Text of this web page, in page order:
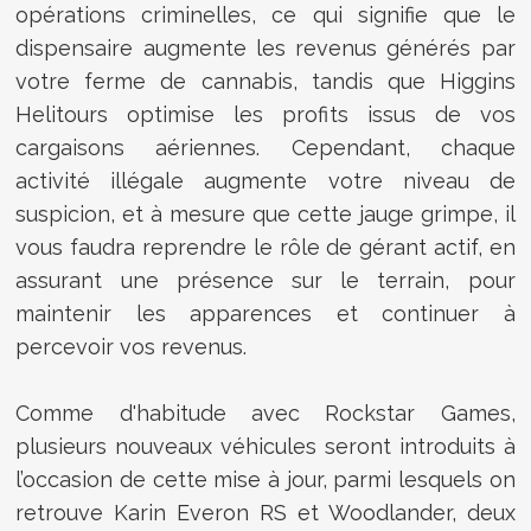
opérations criminelles, ce qui signifie que le
dispensaire augmente les revenus générés par
votre ferme de cannabis, tandis que Higgins
Helitours optimise les profits issus de vos
cargaisons aériennes. Cependant, chaque
activité illégale augmente votre niveau de
suspicion, et à mesure que cette jauge grimpe, il
vous faudra reprendre le rôle de gérant actif, en
assurant une présence sur le terrain, pour
maintenir les apparences et continuer à
percevoir vos revenus.
Comme d'habitude avec Rockstar Games,
plusieurs nouveaux véhicules seront introduits à
l’occasion de cette mise à jour, parmi lesquels on
retrouve Karin Everon RS et Woodlander, deux